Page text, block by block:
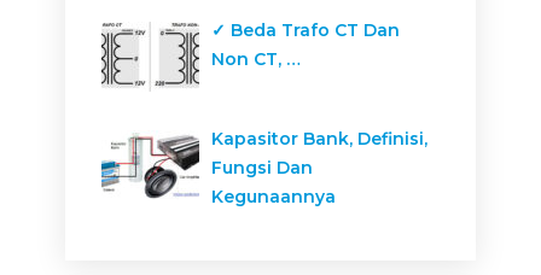
✓ Beda Trafo CT Dan
Non CT, …
Kapasitor Bank, Definisi,
Fungsi Dan
Kegunaannya